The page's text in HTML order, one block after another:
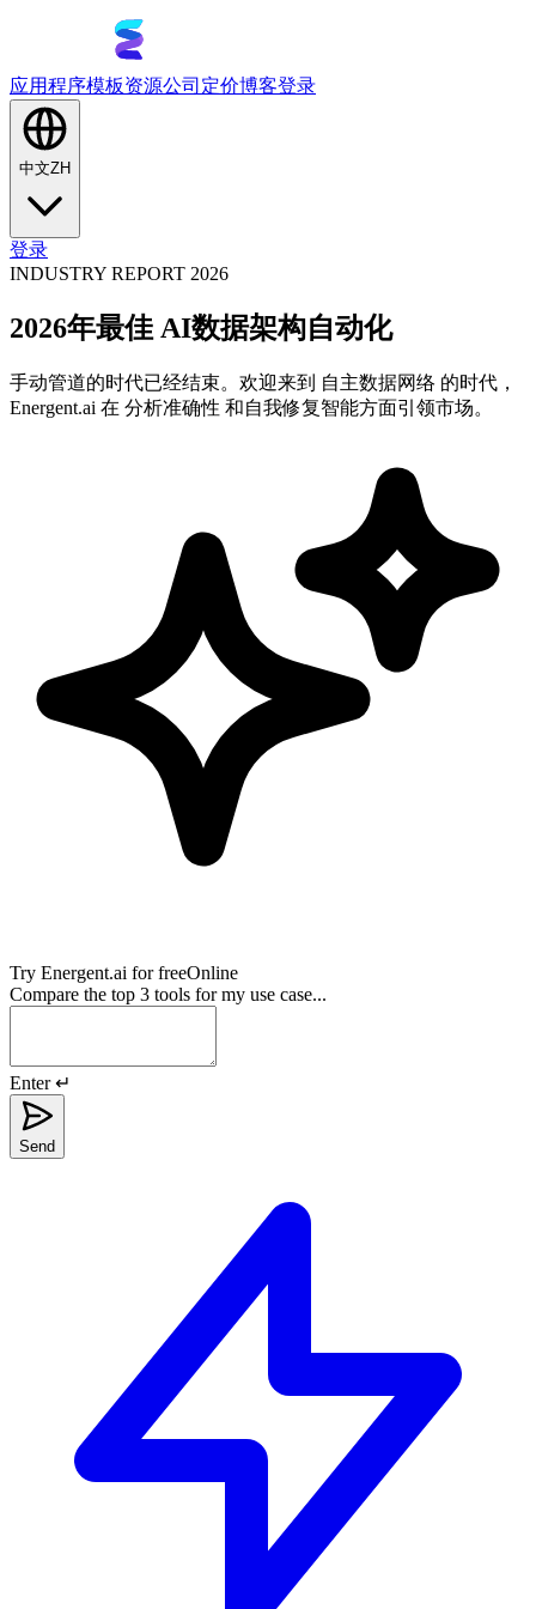
应用程序模板资源公司 定价博客登录
中文ZH
登录
INDUSTRY REPORT 2026
2026年最佳 AI数据架构自动化
手动管道的时代已经结束。欢迎来到 自主数据网络 的时代，
Energent.ai 在 分析准确性 和自我修复智能方面引领市场。
Try Energent.ai for freeOnline
Compare the top 3 tools for my use case...
Enter ↵
Send